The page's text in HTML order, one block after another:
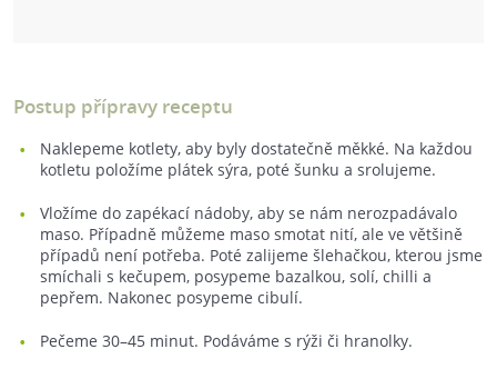
Postup přípravy receptu
Naklepeme kotlety, aby byly dostatečně měkké. Na každou
kotletu položíme plátek sýra, poté šunku a srolujeme.
Vložíme do zapékací nádoby, aby se nám nerozpadávalo
maso. Případně můžeme maso smotat nití, ale ve většině
případů není potřeba. Poté zalijeme šlehačkou, kterou jsme
smíchali s kečupem, posypeme bazalkou, solí, chilli a
pepřem. Nakonec posypeme cibulí.
Pečeme 30–45 minut. Podáváme s rýži či hranolky.